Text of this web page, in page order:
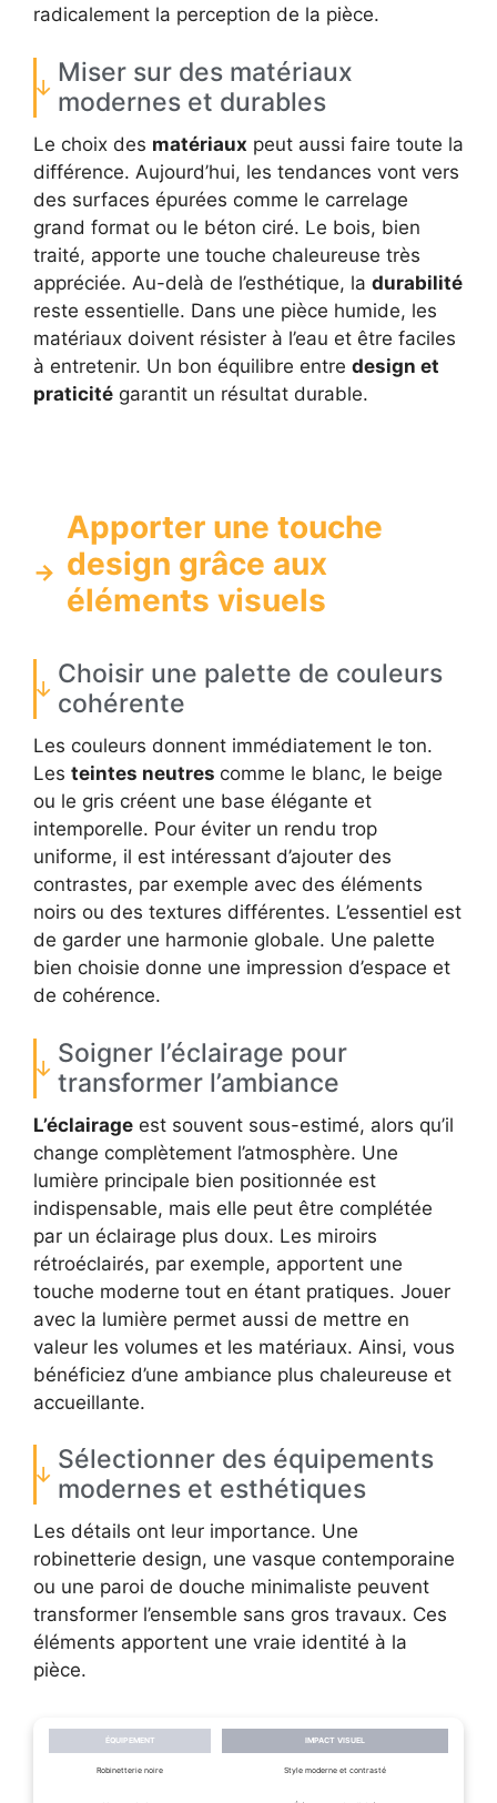
radicalement la perception de la pièce.
Miser sur des matériaux
modernes et durables
Le choix des matériaux peut aussi faire toute la
différence. Aujourd’hui, les tendances vont vers
des surfaces épurées comme le carrelage
grand format ou le béton ciré. Le bois, bien
traité, apporte une touche chaleureuse très
appréciée. Au-delà de l’esthétique, la durabilité
reste essentielle. Dans une pièce humide, les
matériaux doivent résister à l’eau et être faciles
à entretenir. Un bon équilibre entre design et
praticité garantit un résultat durable.
Apporter une touche
design grâce aux
éléments visuels
Choisir une palette de couleurs
cohérente
Les couleurs donnent immédiatement le ton.
Les teintes neutres comme le blanc, le beige
ou le gris créent une base élégante et
intemporelle. Pour éviter un rendu trop
uniforme, il est intéressant d’ajouter des
contrastes, par exemple avec des éléments
noirs ou des textures différentes. L’essentiel est
de garder une harmonie globale. Une palette
bien choisie donne une impression d’espace et
de cohérence.
Soigner l’éclairage pour
transformer l’ambiance
L’éclairage est souvent sous-estimé, alors qu’il
change complètement l’atmosphère. Une
lumière principale bien positionnée est
indispensable, mais elle peut être complétée
par un éclairage plus doux. Les miroirs
rétroéclairés, par exemple, apportent une
touche moderne tout en étant pratiques. Jouer
avec la lumière permet aussi de mettre en
valeur les volumes et les matériaux. Ainsi, vous
bénéficiez d’une ambiance plus chaleureuse et
accueillante.
Sélectionner des équipements
modernes et esthétiques
Les détails ont leur importance. Une
robinetterie design, une vasque contemporaine
ou une paroi de douche minimaliste peuvent
transformer l’ensemble sans gros travaux. Ces
éléments apportent une vraie identité à la
pièce.
ÉQUIPEMENT IMPACT VISUEL
Robinetterie noire Style moderne et contrasté